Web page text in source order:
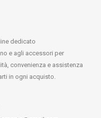
dedicato
e agli accessori per
convenienza e assistenza
in ogni acquisto.